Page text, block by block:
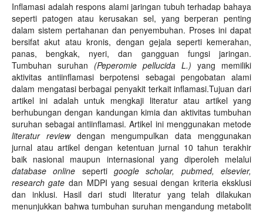
Inflamasi adalah respons alami jaringan tubuh terhadap bahaya
seperti patogen atau kerusakan sel, yang berperan penting
dalam sistem pertahanan dan penyembuhan. Proses ini dapat
bersifat akut atau kronis, dengan gejala seperti kemerahan,
panas, bengkak, nyeri, dan gangguan fungsi jaringan.
Tumbuhan suruhan (Peperomie pellucida L.) yang memiliki
aktivitas antiinflamasi berpotensi sebagai pengobatan alami
dalam mengatasi berbagai penyakit terkait inflamasi.Tujuan dari
artikel ini adalah untuk mengkaji literatur atau artikel yang
berhubungan dengan kandungan kimia dan aktivitas tumbuhan
suruhan sebagai antiinflamasi. Artikel ini menggunakan metode
literatur reviewdengan mengumpulkan data menggunakan
jurnal atau artikel dengan ketentuan jurnal 10 tahun terakhir
baik nasional maupun internasional yang diperoleh melalui
database online seperti google scholar, pubmed, elsevier,
research gate dan MDPI yang sesuai dengan kriteria eksklusi
dan inklusi. Hasil dari studi literatur yang telah dilakukan
menunjukkan bahwa tumbuhan suruhan mengandung metabolit